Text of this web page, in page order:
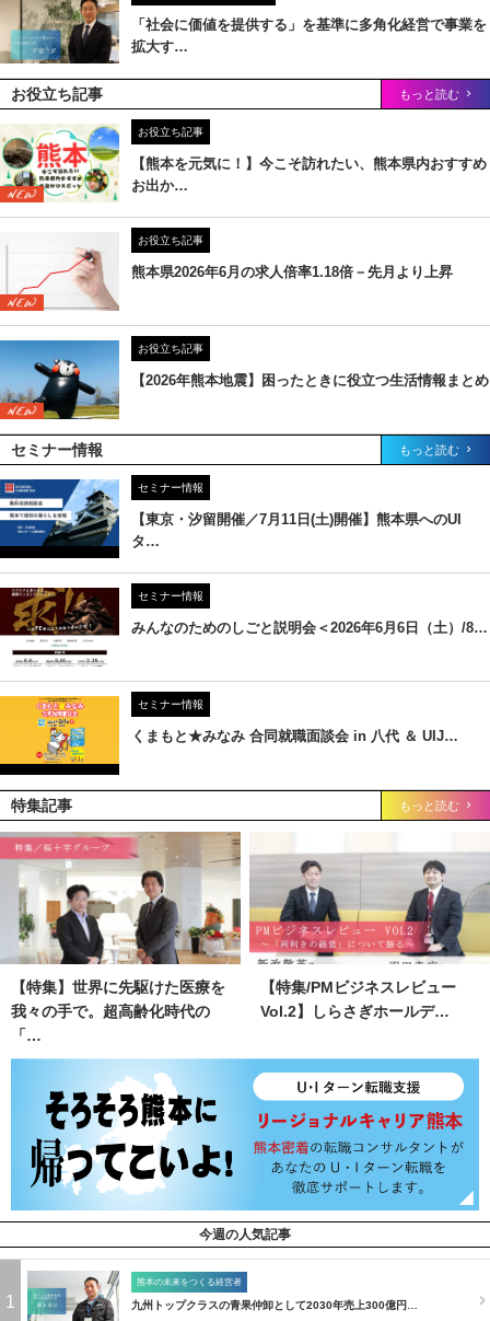
「社会に価値を提供する」を基準に多角化経営で事業を
拡大す…
お役立ち記事 もっと読む
お役立ち記事
【熊本を元気に！】今こそ訪れたい、熊本県内おすすめ
お出か…
お役立ち記事
熊本県2026年6月の求人倍率1.18倍－先月より上昇
お役立ち記事
【2026年熊本地震】困ったときに役立つ生活情報まとめ
セミナー情報 もっと読む
セミナー情報
【東京・汐留開催／7月11日(土)開催】熊本県へのUI
タ…
セミナー情報
みんなのためのしごと説明会＜2026年6月6日（土）/8…
セミナー情報
くまもと★みなみ 合同就職面談会 in 八代 ＆ UIJ…
特集記事 もっと読む
【特集】世界に先駆けた医療を
我々の手で。超高齢化時代の
「…
【特集/PMビジネスレビュー
Vol.2】しらさぎホールデ…
今週の人気記事
1
熊本の未来をつくる経営者
九州トップクラスの青果仲卸として2030年売上300億円…